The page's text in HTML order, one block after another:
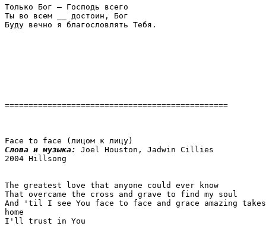
Только Бог – Господь всего
Ты во всем __ достоин, Бог
Буду вечно я благословлять Тебя.
===============================================
Слова и музыка: Joel Houston, Jadwin Cillies
2004 Hillsong
The greatest love that anyone could ever know
That overcame the cross and grave to find my soul
And 'til I see You face to face and grace amazing
home
I'll trust in You